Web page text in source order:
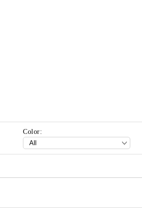
Color: